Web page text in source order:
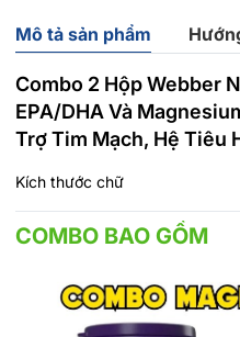
Mô tả sản phẩm
Combo 2 Hộp Webber
EPA/DHA Và
Trợ Tim Mạch, Hệ Tiêu
Kích thước chữ
COMBO BAO GỒM